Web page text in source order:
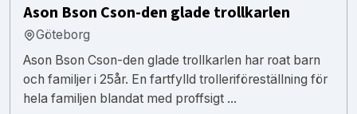
Ason Bson Cson-den glade trollkarlen
Göteborg
Ason Bson Cson-den glade trollkarlen har roat barn
och familjer i 25år. En fartfylld trolleriföreställning för
hela familjen blandat med proffsigt ...